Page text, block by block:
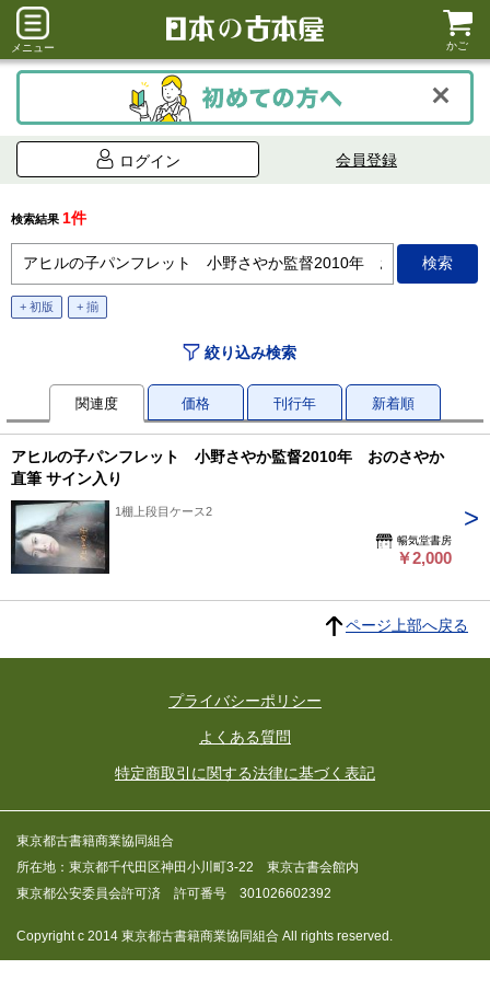
メニュー かご
ログイン 会員登録
検索結果 1件
+ 初版 + 揃
絞り込み検索
関連度 価格 刊行年 新着順
アヒルの子パンフレット 小野さやか監督2010年 おのさやか
直筆 サイン入り
1棚上段目ケース2
暢気堂書房
￥2,000
ページ上部へ戻る
プライバシーポリシー
よくある質問
特定商取引に関する法律に基づく表記
東京都古書籍商業協同組合
所在地：東京都千代田区神田小川町3-22 東京古書会館内
東京都公安委員会許可済 許可番号 301026602392
Copyright c 2014 東京都古書籍商業協同組合 All rights reserved.